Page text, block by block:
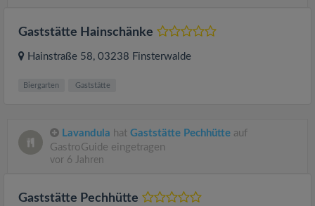
Gaststätte Hainschänke
Hainstraße 58, 03238 Finsterwalde
Biergarten Gaststätte
Lavandula hat Gaststätte Pechhütte auf
GastroGuide eingetragen
vor 6 Jahren
Gaststätte Pechhütte